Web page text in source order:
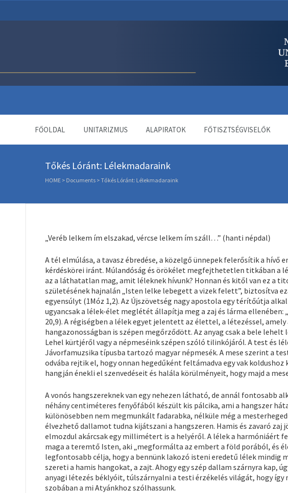
FŐOLDAL UNITARIZMUS ALAPIRATOK FŐTISZTSÉGVISELŐK
Tőkés Lóránt: Lélekmadaraink
HOME > Documents > Tőkés Lóránt: Lélekmadaraink
„Veréb lelkem ím elszakad, vércse lelkem ím száll…” (hanti népdal)
A tél elmúlása, a tavasz ébredése, a közelgő ünnepek felerősítik a
kérdéskörei iránt. Múlandóság és örökélet megfejthetetlen titkában a
az a láthatatlan mag, amit léleknek hívunk? Honnan és kitől van ez a
születésének hajnalán „Isten lelke lebegett a vizek felett”, biztosítva
egyensúlyt (1Móz 1,2). Az Újszövetség nagy apostola egy térítőútja
ugyancsak a lélek-élet meglétét állapítja meg a zaj és lárma ellenében:
20,9). A régiségben a lélek egyet jelentett az élettel, a létezéssel,
hangazonosságban is szépen megőrződött. Az anyag csak a bele
Lehel kürtjéről vagy a népmeséink szépen szóló tilinkójáról. A test és
Jávorfamuzsika típusba tartozó magyar népmesék. A mese szerint a
odvába rejtik el, hogy onnan hegedűként feltámadva egy vak
hangján énekli el szenvedéseit és halála körülményeit, hogy majd a
A vonós hangszereknek van egy nehezen látható, de annál fontosabb
néhány centiméteres fenyőfából készült kis pálcika, ami a hangszer
különösebben nem megmunkált fadarabka, nélküle még a
élvezhető dallamot tudna kijátszani a hangszeren. Hamis és zavaró zaj
elmozdul akárcsak egy millimétert is a helyéről. A lélek a harmóniáért
maga a teremtő Isten, aki „megformálta az embert a föld porából, és
legfontosabb célja, hogy a bennünk lakozó isteni eredetű lélek mindig
szereti a hamis hangokat, a zajt. Ahogy egy szép dallam szárnyra kap,
anyagi létezés béklyóit, túlszárnyalni a testi érzékelés világát, hogy így
szobában a mi Atyánkhoz szólhassunk.